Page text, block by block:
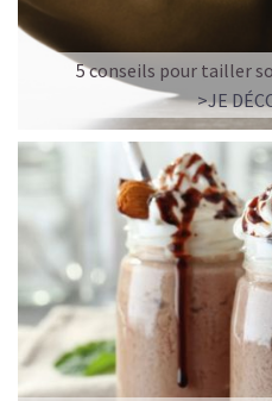
5 conseils pour tailler
>JE